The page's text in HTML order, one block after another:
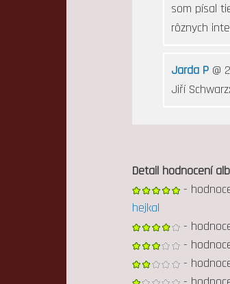
som písal
rôznych
Jarda P@
Jiří
Detail hodnocení
-
hejkal
-
-
-